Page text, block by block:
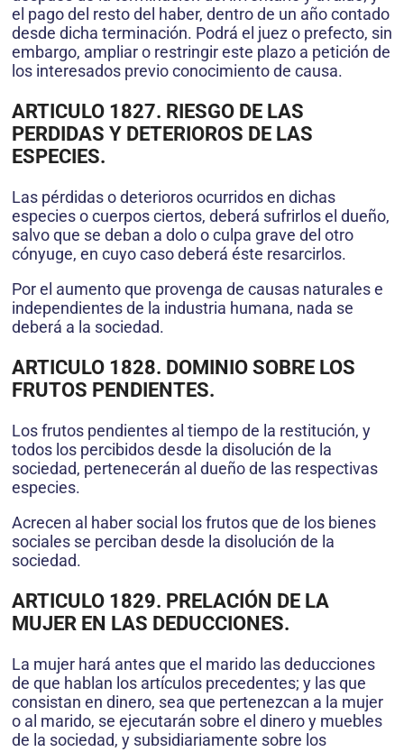
el pago del resto del haber, dentro de un año contado
desde dicha terminación. Podrá el juez o prefecto, sin
embargo, ampliar o restringir este plazo a petición de
los interesados previo conocimiento de causa.
ARTICULO 1827. RIESGO DE LAS
PERDIDAS Y DETERIOROS DE LAS
ESPECIES.
Las pérdidas o deterioros ocurridos en dichas
especies o cuerpos ciertos, deberá sufrirlos el dueño,
salvo que se deban a dolo o culpa grave del otro
cónyuge, en cuyo caso deberá éste resarcirlos.
Por el aumento que provenga de causas naturales e
independientes de la industria humana, nada se
deberá a la sociedad.
ARTICULO 1828. DOMINIO SOBRE LOS
FRUTOS PENDIENTES.
Los frutos pendientes al tiempo de la restitución, y
todos los percibidos desde la disolución de la
sociedad, pertenecerán al dueño de las respectivas
especies.
Acrecen al haber social los frutos que de los bienes
sociales se perciban desde la disolución de la
sociedad.
ARTICULO 1829. PRELACIÓN DE LA
MUJER EN LAS DEDUCCIONES.
La mujer hará antes que el marido las deducciones
de que hablan los artículos precedentes; y las que
consistan en dinero, sea que pertenezcan a la mujer
o al marido, se ejecutarán sobre el dinero y muebles
de la sociedad, y subsidiariamente sobre los